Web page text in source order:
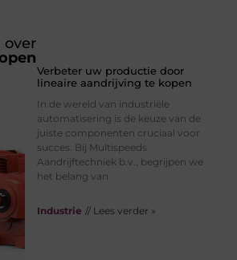
over
Verbeter uw productie door
lineaire aandrijving te kopen
In de wereld van industriële
automatisering is de keuze van de
juiste componenten cruciaal voor
succes. Bij Multispeeds
Aandrijftechniek b.v., begrijpen we
het belang van
Industrie // Lees verder »